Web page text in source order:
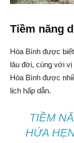
Tiềm năng
Hòa Bình được
lâu đời, cùng với vị
Hòa Bình được
lịch hấp dẫn.
TIỀM
HỨA